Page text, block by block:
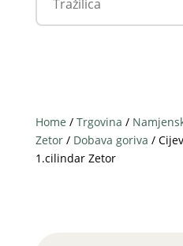
Home / Trgovina /
Zetor/ Dobava goriva /
1.cilindar Zetor